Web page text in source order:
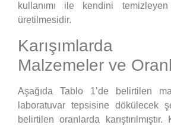
kullanımı ile kendini
üretilmesidir.
Karışımlarda
Malzemeler ve
Aşağıda Tablo 1’de belirtilen
laboratuvar tepsisine dökülecek
belirtilen oranlarda karıştırılmıştır.